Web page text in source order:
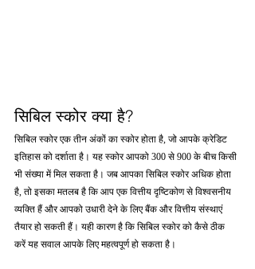
सिबिल स्कोर क्या है?
सिबिल स्कोर एक तीन अंकों का स्कोर होता है, जो आपके क्रेडिट
इतिहास को दर्शाता है। यह स्कोर आपको 300 से 900 के बीच किसी
भी संख्या में मिल सकता है। जब आपका सिबिल स्कोर अधिक होता
है, तो इसका मतलब है कि आप एक वित्तीय दृष्टिकोण से विश्वसनीय
व्यक्ति हैं और आपको उधारी देने के लिए बैंक और वित्तीय संस्थाएं
तैयार हो सकती हैं। यही कारण है कि सिबिल स्कोर को कैसे ठीक
करें यह सवाल आपके लिए महत्वपूर्ण हो सकता है।